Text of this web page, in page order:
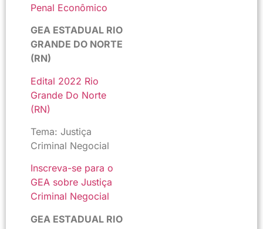
Penal Econômico
GEA ESTADUAL RIO
GRANDE DO NORTE
(RN)
Edital 2022 Rio
Grande Do Norte
(RN)
Tema: Justiça
Criminal Negocial
Inscreva-se para o
GEA sobre Justiça
Criminal Negocial
GEA ESTADUAL RIO